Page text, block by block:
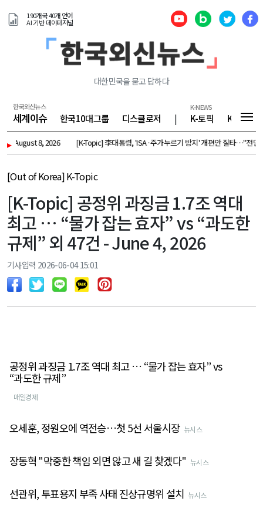
190개국 40개 언어
AI 기반 데이터저널
대한민국을 묻고 답하다
한국외신뉴스
세계이슈 한국10대그룹 디스클로저 |
K-NEWS
K-토픽 K-기업
▸ 8, 2026 [K-Topic] 李대통령, 'ISA·주가누르기 방지' 개편안 질타…"전면 재검
[Out of Korea] K-Topic
[K-Topic] 공정위 과징금 1.7조 역대
최고 … “물가 잡는 효자” vs “과도한
규제” 외 47건 - June 4, 2026
기사입력 2026-06-04 15:01
공정위 과징금 1.7조 역대 최고 … “물가 잡는 효자” vs
“과도한 규제”
매일경제
오세훈, 정원오에 역전승…첫 5선 서울시장 뉴시스
장동혁 "막중한 책임 외면 않고 새 길 찾겠다" 뉴시스
선관위, 투표용지 부족 사태 진상규명위 설치 뉴시스